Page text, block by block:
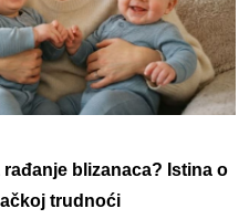
rađanje blizanaca? Istina o
trudnoći